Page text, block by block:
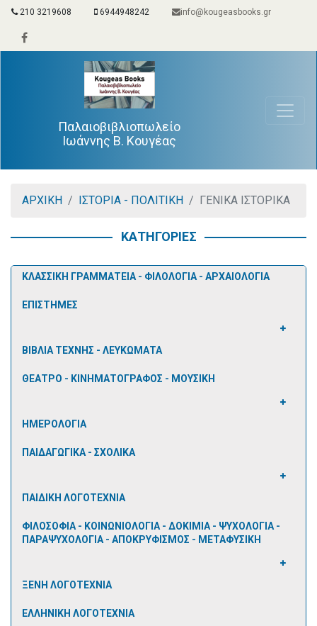
210 3219608 6944948242 info@kougeasbooks.gr
Παλαιοβιβλιοπωλείο
Ιωάννης Β. Κουγέας
ΑΡΧΙΚΗ ΙΣΤΟΡΙΑ - ΠΟΛΙΤΙΚΗ ΓΕΝΙΚΑ ΙΣΤΟΡΙΚΑ
ΚΑΤΗΓΟΡΙΕΣ
ΚΛΑΣΣΙΚΗ ΓΡΑΜΜΑΤΕΙΑ - ΦΙΛΟΛΟΓΙΑ - ΑΡΧΑΙΟΛΟΓΙΑ
ΕΠΙΣΤΗΜΕΣ
ΒΙΒΛΙΑ ΤΕΧΝΗΣ - ΛΕΥΚΩΜΑΤΑ
ΘΕΑΤΡΟ - ΚΙΝΗΜΑΤΟΓΡΑΦΟΣ - ΜΟΥΣΙΚΗ
ΗΜΕΡΟΛΟΓΙΑ
ΠΑΙΔΑΓΩΓΙΚΑ - ΣΧΟΛΙΚΑ
ΠΑΙΔΙΚΗ ΛΟΓΟΤΕΧΝΙΑ
ΦΙΛΟΣΟΦΙΑ - ΚΟΙΝΩΝΙΟΛΟΓΙΑ - ΔΟΚΙΜΙΑ - ΨΥΧΟΛΟΓΙΑ -
ΠΑΡΑΨΥΧΟΛΟΓΙΑ - ΑΠΟΚΡΥΦΙΣΜΟΣ - ΜΕΤΑΦΥΣΙΚΗ
ΞΕΝΗ ΛΟΓΟΤΕΧΝΙΑ
ΕΛΛΗΝΙΚΗ ΛΟΓΟΤΕΧΝΙΑ